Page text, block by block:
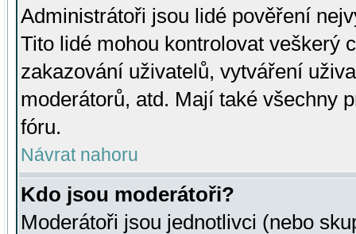
Administrátoři jsou lidé pověření
Tito lidé mohou kontrolovat veškerý
zakazování uživatelů, vytváření
moderátorů, atd. Mají také všechny
fóru.
Návrat nahoru
Kdo jsou moderátoři?
Moderátoři jsou jednotlivci (nebo